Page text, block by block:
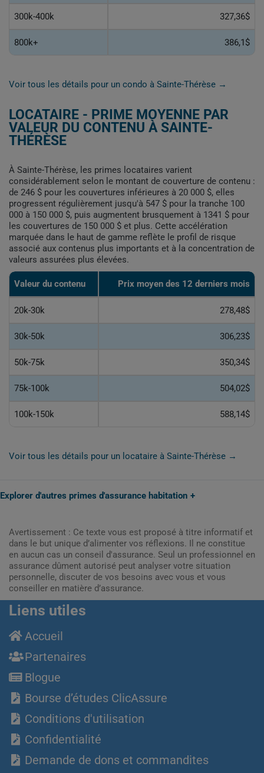
300k-400k 327,36$
800k+ 386,1$
Voir tous les détails pour un condo à Sainte-Thérèse →
LOCATAIRE - PRIME MOYENNE PAR
VALEUR DU CONTENU À SAINTE-
THÉRÈSE
À Sainte-Thérèse, les primes locataires varient
considérablement selon le montant de couverture de contenu :
de 246 $ pour les couvertures inférieures à 20 000 $, elles
progressent régulièrement jusqu'à 547 $ pour la tranche 100
000 à 150 000 $, puis augmentent brusquement à 1341 $ pour
les couvertures de 150 000 $ et plus. Cette accélération
marquée dans le haut de gamme reflète le profil de risque
associé aux contenus plus importants et à la concentration de
valeurs assurées plus élevées.
Valeur du contenu Prix moyen des 12 derniers mois
20k-30k 278,48$
30k-50k 306,23$
50k-75k 350,34$
75k-100k 504,02$
100k-150k 588,14$
Voir tous les détails pour un locataire à Sainte-Thérèse →
Explorer d'autres primes d'assurance habitation
Avertissement : Ce texte vous est proposé à titre informatif et
dans le but unique d’alimenter vos réflexions. Il ne constitue
en aucun cas un conseil d'assurance. Seul un professionnel en
assurance dûment autorisé peut analyser votre situation
personnelle, discuter de vos besoins avec vous et vous
conseiller en matière d’assurance.
Liens utiles
Accueil
Partenaires
Blogue
Bourse d’études ClicAssure
Conditions d'utilisation
Confidentialité
Demande de dons et commandites